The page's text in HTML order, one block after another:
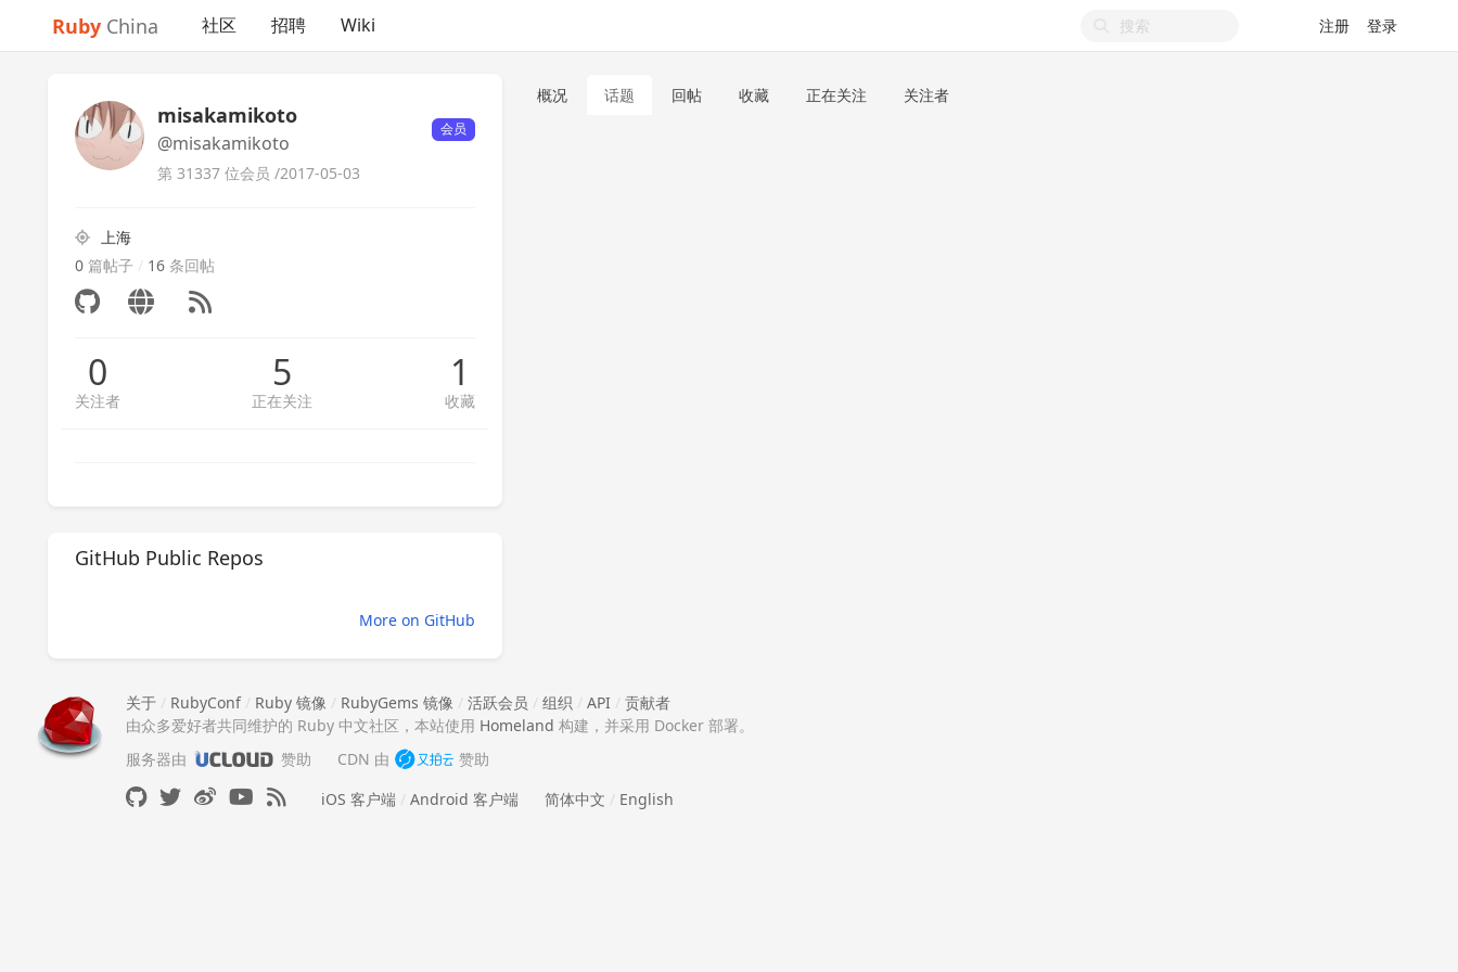
Ruby China 社区 招聘 Wiki 注册 登录
misakamikoto
@misakamikoto
会员
第 31337 位会员 /2017-05-03
上海
0 篇帖子 / 16 条回帖
0
关注者
5
正在关注
1
收藏
GitHub Public Repos
More on GitHub
概况 话题 回帖 收藏 正在关注 关注者
关于 / RubyConf/ Ruby 镜像 / RubyGems 镜像 / 活跃会员 / 组织 / API / 贡献者
由众多爱好者共同维护的 Ruby 中文社区，本站使用 Homeland 构建，并采用 Docker 部署。
服务器由
赞助 CDN 由
赞助
iOS 客户端 / Android 客户端 简体中文 / English